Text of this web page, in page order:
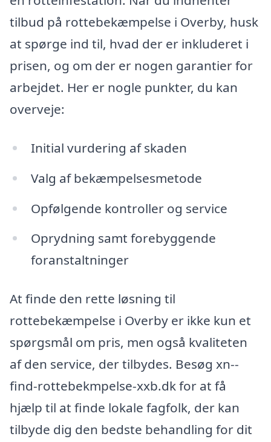
tilbud på rottebekæmpelse i Overby, husk
at spørge ind til, hvad der er inkluderet i
prisen, og om der er nogen garantier for
arbejdet. Her er nogle punkter, du kan
overveje:
Initial vurdering af skaden
Valg af bekæmpelsesmetode
Opfølgende kontroller og service
Oprydning samt forebyggende
foranstaltninger
At finde den rette løsning til
rottebekæmpelse i Overby er ikke kun et
spørgsmål om pris, men også kvaliteten
af den service, der tilbydes. Besøg xn--
find-rottebekmpelse-xxb.dk for at få
hjælp til at finde lokale fagfolk, der kan
tilbyde dig den bedste behandling for dit